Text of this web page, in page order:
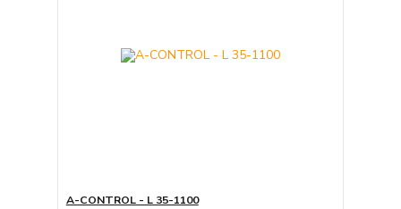
A-CONTROL - L 35-1100